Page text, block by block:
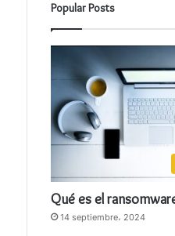
Popular Posts
Qué es el
14 septiembre، 2024